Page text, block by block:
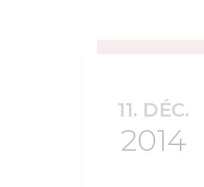
11. DÉC.
2014